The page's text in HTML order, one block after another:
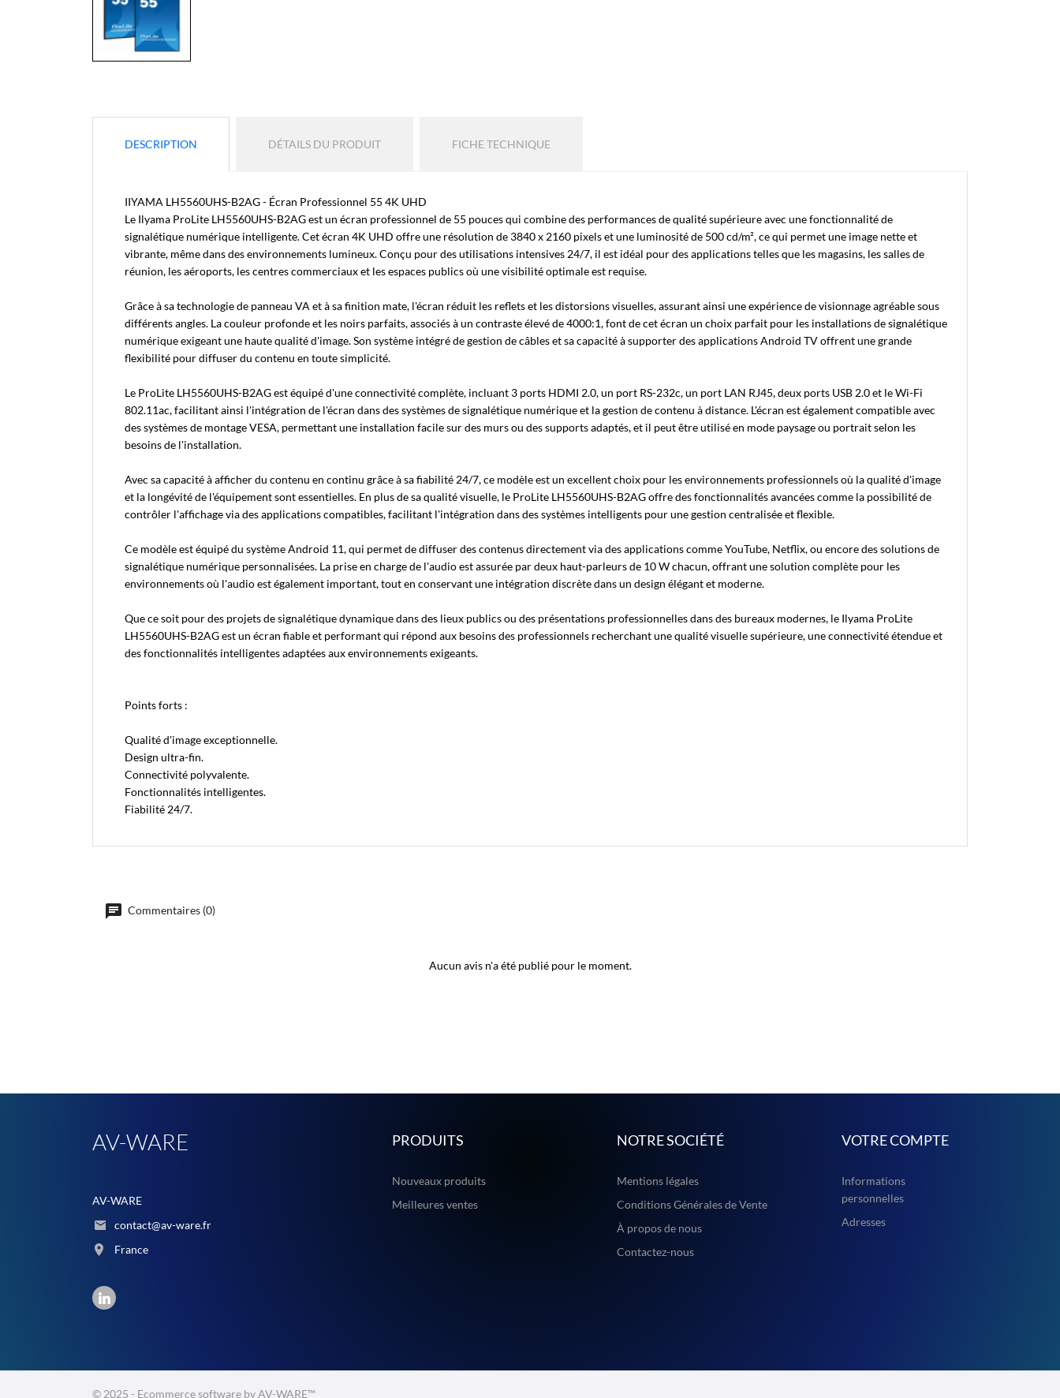
DESCRIPTION DÉTAILS DU PRODUIT FICHE TECHNIQUE
IIYAMA LH5560UHS-B2AG - Écran Professionnel 55 4K UHD
Le Ilyama ProLite LH5560UHS-B2AG est un écran professionnel de 55 pouces qui combine des performances de qualité supérieure avec une fonctionnalité de
signalétique numérique intelligente. Cet écran 4K UHD offre une résolution de 3840 x 2160 pixels et une luminosité de 500 cd/m², ce qui permet une image nette et
vibrante, même dans des environnements lumineux. Conçu pour des utilisations intensives 24/7, il est idéal pour des applications telles que les magasins, les salles de
réunion, les aéroports, les centres commerciaux et les espaces publics où une visibilité optimale est requise.
Grâce à sa technologie de panneau VA et à sa finition mate, l'écran réduit les reflets et les distorsions visuelles, assurant ainsi une expérience de visionnage agréable sous
différents angles. La couleur profonde et les noirs parfaits, associés à un contraste élevé de 4000:1, font de cet écran un choix parfait pour les installations de signalétique
numérique exigeant une haute qualité d'image. Son système intégré de gestion de câbles et sa capacité à supporter des applications Android TV offrent une grande
flexibilité pour diffuser du contenu en toute simplicité.
Le ProLite LH5560UHS-B2AG est équipé d'une connectivité complète, incluant 3 ports HDMI 2.0, un port RS-232c, un port LAN RJ45, deux ports USB 2.0 et le Wi-Fi
802.11ac, facilitant ainsi l'intégration de l'écran dans des systèmes de signalétique numérique et la gestion de contenu à distance. L'écran est également compatible avec
des systèmes de montage VESA, permettant une installation facile sur des murs ou des supports adaptés, et il peut être utilisé en mode paysage ou portrait selon les
besoins de l'installation.
Avec sa capacité à afficher du contenu en continu grâce à sa fiabilité 24/7, ce modèle est un excellent choix pour les environnements professionnels où la qualité d'image
et la longévité de l'équipement sont essentielles. En plus de sa qualité visuelle, le ProLite LH5560UHS-B2AG offre des fonctionnalités avancées comme la possibilité de
contrôler l'affichage via des applications compatibles, facilitant l'intégration dans des systèmes intelligents pour une gestion centralisée et flexible.
Ce modèle est équipé du système Android 11, qui permet de diffuser des contenus directement via des applications comme YouTube, Netflix, ou encore des solutions de
signalétique numérique personnalisées. La prise en charge de l'audio est assurée par deux haut-parleurs de 10 W chacun, offrant une solution complète pour les
environnements où l'audio est également important, tout en conservant une intégration discrète dans un design élégant et moderne.
Que ce soit pour des projets de signalétique dynamique dans des lieux publics ou des présentations professionnelles dans des bureaux modernes, le Ilyama ProLite
LH5560UHS-B2AG est un écran fiable et performant qui répond aux besoins des professionnels recherchant une qualité visuelle supérieure, une connectivité étendue et
des fonctionnalités intelligentes adaptées aux environnements exigeants.
Points forts :
Qualité d'image exceptionnelle.
Design ultra-fin.
Connectivité polyvalente.
Fonctionnalités intelligentes.
Fiabilité 24/7.
Commentaires (0)
Aucun avis n'a été publié pour le moment.
AV-WARE
AV-WARE
contact@av-ware.fr
France
PRODUITS
Nouveaux produits
Meilleures ventes
NOTRE SOCIÉTÉ
Mentions légales
Conditions Générales de Vente
À propos de nous
Contactez-nous
VOTRE COMPTE
Informations
personnelles
Adresses
© 2025 - Ecommerce software by AV-WARE™